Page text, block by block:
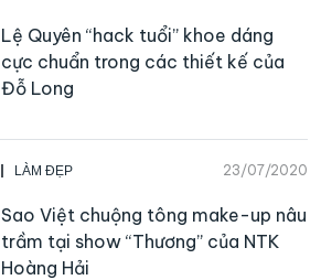
Lệ Quyên “hack tuổi” khoe dáng
cực chuẩn trong các thiết kế của
Đỗ Long
LÀM ĐẸP 23/07/2020
Sao Việt chuộng tông make-up nâu
trầm tại show “Thương” của NTK
Hoàng Hải